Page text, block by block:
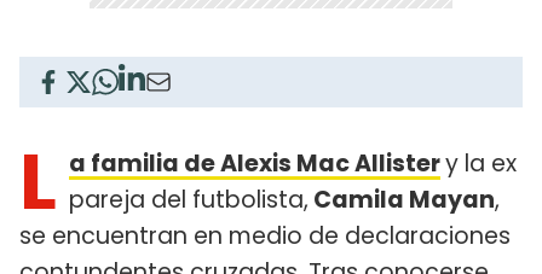
L a familia de Alexis Mac Allistery la ex
pareja del futbolista, Camila Mayan,
se encuentran en medio de declaraciones